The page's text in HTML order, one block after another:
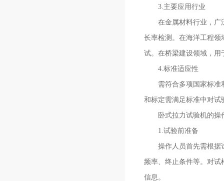
3.主要应用行业
在金属材料行业，广泛
长率检测。在海洋工程领
试。在桥梁建设领域，用
4.标准适应性
需符合多项国家标准和
和标定需满足标准中对试
卧式拉力试验机的操
1.试验前准备
操作人员首先需根据试
频率、终止条件等。对试
信息。